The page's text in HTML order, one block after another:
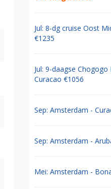
Jul: 8-dg cruise Oost
€1235
Jul: 9-daagse
Curacao €1056
Sep: Amsterdam -
Sep: Amsterdam -
Mei: Amsterdam -